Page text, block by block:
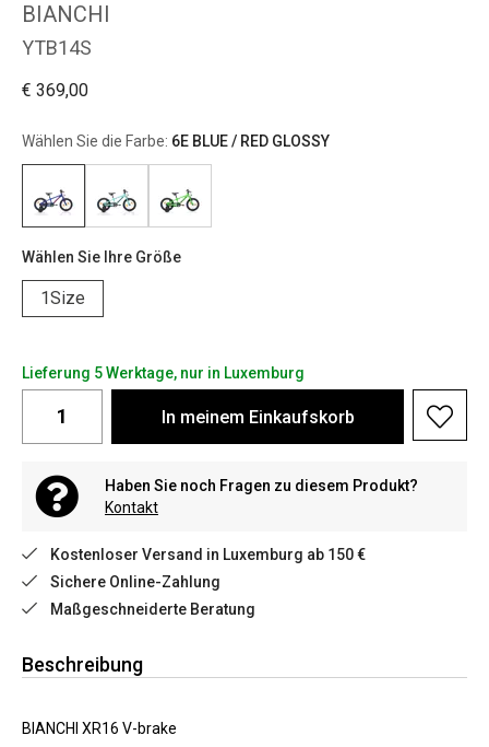
BIANCHI
YTB14S
€ 369,00
Wählen Sie die Farbe: 6E BLUE / RED GLOSSY
Wählen Sie Ihre Größe
1Size
Lieferung 5 Werktage, nur in Luxemburg
In meinem Einkaufskorb
Haben Sie noch Fragen zu diesem Produkt?
Kontakt
Kostenloser Versand in Luxemburg ab 150 €
Sichere Online-Zahlung
Maßgeschneiderte Beratung
Beschreibung
BIANCHI XR16 V-brake